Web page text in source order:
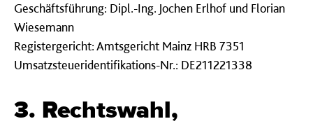
Geschäftsführung: Dipl.-Ing. Jochen Erlhof und Florian
Wiesemann
Registergericht: Amtsgericht Mainz HRB 7351
Umsatzsteueridentifikations-Nr.: DE211221338
3. Rechtswahl,